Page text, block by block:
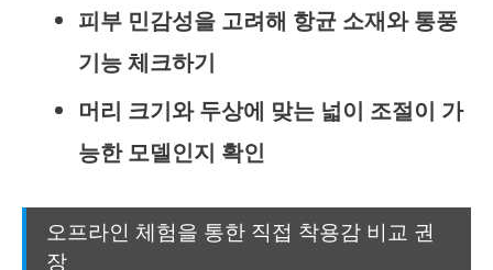
피부 민감성을 고려해 항균 소재와 통풍
기능 체크하기
머리 크기와 두상에 맞는 넓이 조절이 가
능한 모델인지 확인
오프라인 체험을 통한 직접 착용감 비교 권
장